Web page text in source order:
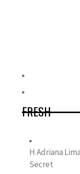
FRESH
Η Adriana
Secret